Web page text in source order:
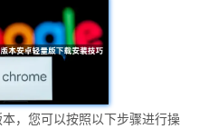
，您可以按照以下步骤进行操